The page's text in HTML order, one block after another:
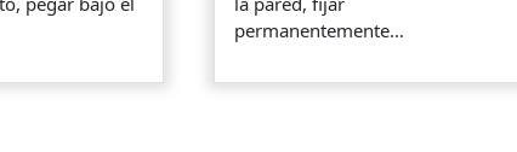
permanentemente…